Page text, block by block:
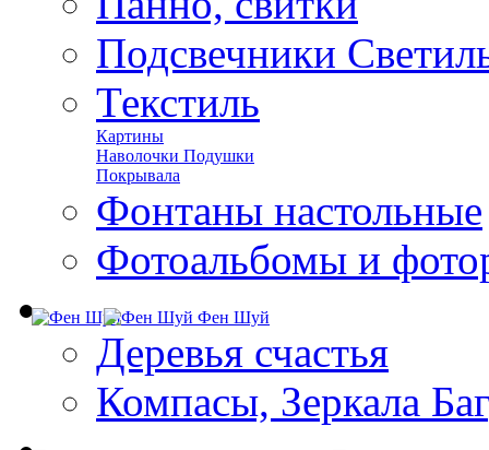
Подсвечники
Текстиль
Картины
Наволочки Подушки
Покрывала
Фонтаны настольные
Фотоальбомы и
Фен Шуй
Деревья счастья
Компасы, Зеркала